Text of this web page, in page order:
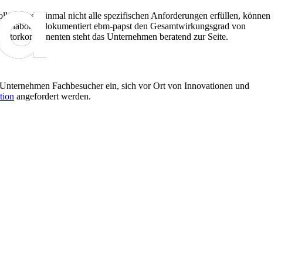
dieses einmal nicht alle spezifischen Anforderungen erfüllen, können
dokumentiert ebm-papst den Gesamtwirkungsgrad von
steht das Unternehmen beratend zur Seite.
Fachbesucher ein, sich vor Ort von Innovationen und
angefordert werden.